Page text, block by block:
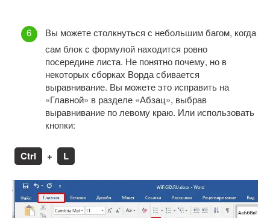
Вы можете столкнуться с небольшим багом, когда
сам блок с формулой находится ровно
посередине листа. Не понятно почему, но в
некоторых сборках Ворда сбивается
выравнивание. Вы можете это исправить на
«Главной» в разделе «Абзац», выбрав
выравнивание по левому краю. Или использовать
кнопки:
Ctrl + L